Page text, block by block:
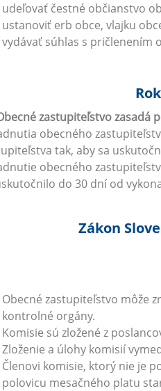
udeľovať čestné občianstvo
ustanoviť erb obce, vlajku
vydávať súhlas s pričlenením
zastupiteľstvo zasadá
obecného
tak, aby sa
obecného
do 30 dní od
Zákon
Obecné zastupiteľstvo môže
kontrolné orgány.
Komisie sú zložené z
Zloženie a úlohy komisií
Členovi komisie, ktorý nie je
polovicu mesačného platu